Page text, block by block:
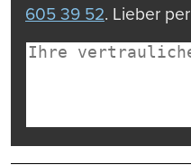
605 39 52. Lieber per